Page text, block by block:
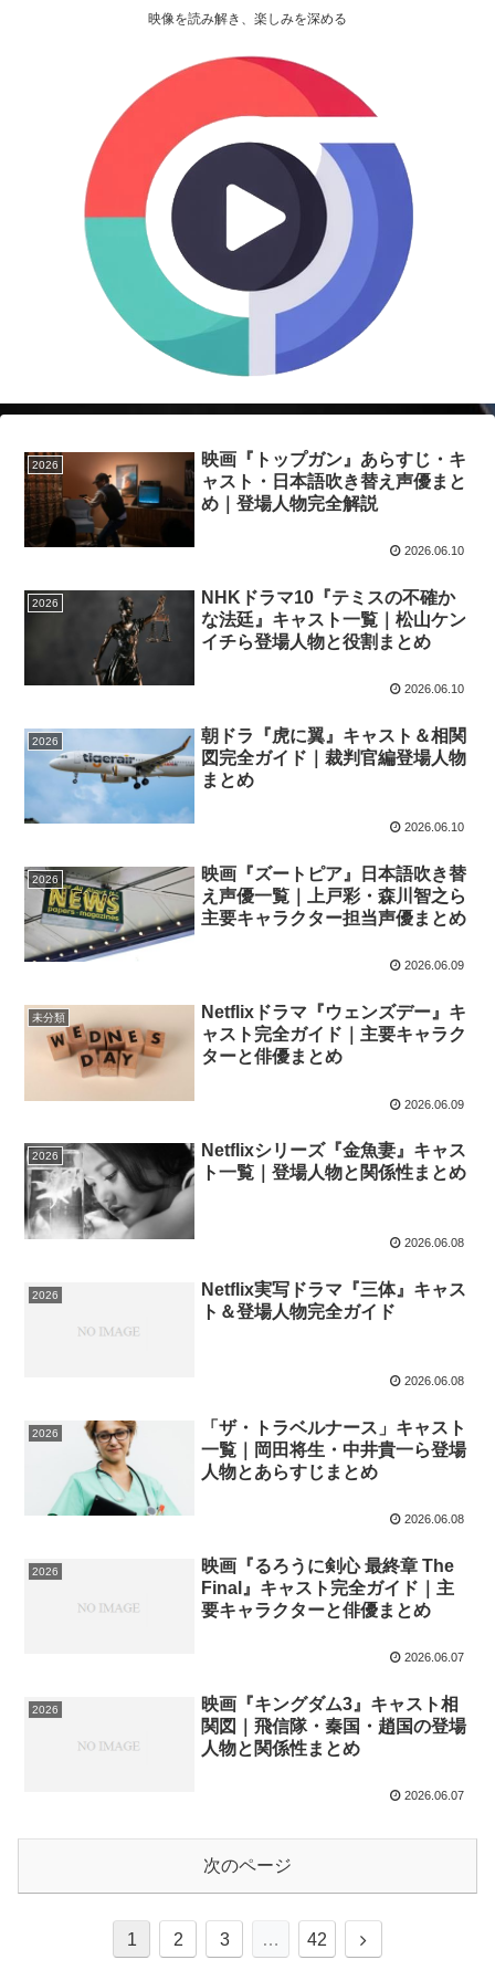
映像を読み解き、楽しみを深める
2026
映画『トップガン』あらすじ・キ
ャスト・日本語吹き替え声優まと
め｜登場人物完全解説
2026.06.10
2026
NHKドラマ10『テミスの不確か
な法廷』キャスト一覧｜松山ケン
イチら登場人物と役割まとめ
2026.06.10
2026
朝ドラ『虎に翼』キャスト＆相関
図完全ガイド｜裁判官編登場人物
まとめ
2026.06.10
2026
映画『ズートピア』日本語吹き替
え声優一覧｜上戸彩・森川智之ら
主要キャラクター担当声優まとめ
2026.06.09
未分類
Netflixドラマ『ウェンズデー』キ
ャスト完全ガイド｜主要キャラク
ターと俳優まとめ
2026.06.09
2026
Netflixシリーズ『金魚妻』キャス
ト一覧｜登場人物と関係性まとめ
2026.06.08
2026
Netflix実写ドラマ『三体』キャス
ト＆登場人物完全ガイド
2026.06.08
2026
「ザ・トラベルナース」キャスト
一覧｜岡田将生・中井貴一ら登場
人物とあらすじまとめ
2026.06.08
2026
映画『るろうに剣心 最終章 The
Final』キャスト完全ガイド｜主
要キャラクターと俳優まとめ
2026.06.07
2026
映画『キングダム3』キャスト相
関図｜飛信隊・秦国・趙国の登場
人物と関係性まとめ
2026.06.07
次のページ
1 2 3 … 42